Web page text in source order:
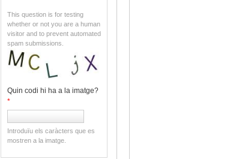
This question is for testing
whether or not you are a human
visitor and to prevent automated
spam submissions.
Quin codi hi ha a la imatge?
*
Introduïu els caràcters que es
mostren a la imatge.